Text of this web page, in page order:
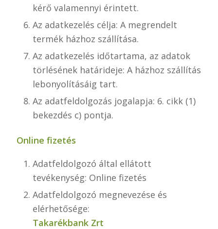
kérő valamennyi érintett.
Az adatkezelés célja: A megrendelt
termék házhoz szállítása.
Az adatkezelés időtartama, az adatok
törlésének határideje: A házhoz szállítás
lebonyolításáig tart.
Az adatfeldolgozás jogalapja: 6. cikk (1)
bekezdés c) pontja.
Online fizetés
Adatfeldolgozó által ellátott
tevékenység: Online fizetés
Adatfeldolgozó megnevezése és
elérhetősége:
Takarékbank Zrt